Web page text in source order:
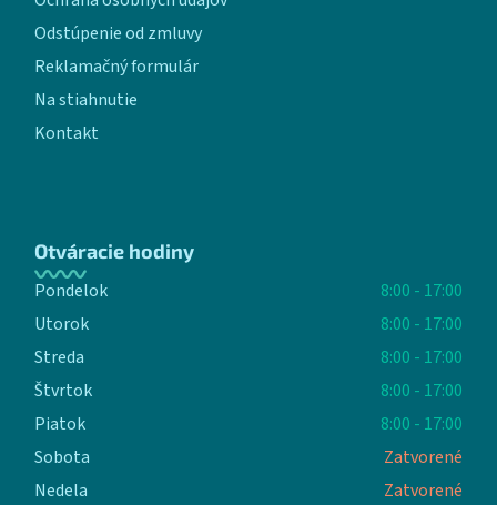
Odstúpenie od zmluvy
Reklamačný formulár
Na stiahnutie
Kontakt
Otváracie hodiny
Pondelok
8:00 - 17:00
Utorok
8:00 - 17:00
Streda
8:00 - 17:00
Štvrtok
8:00 - 17:00
Piatok
8:00 - 17:00
Sobota
Zatvorené
Nedela
Zatvorené